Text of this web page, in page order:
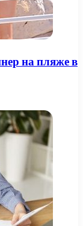
на пляже в